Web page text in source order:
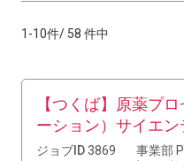
1-10件/ 58 件中
【つくば】原薬プ
ーション）サイエン
ジョブID3869 事業部